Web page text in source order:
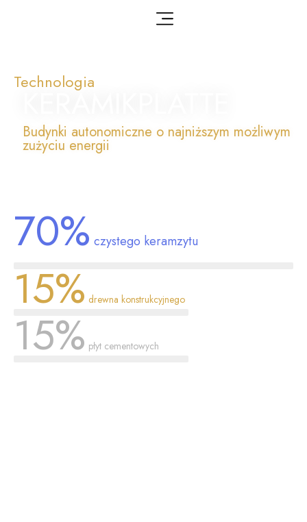
Technologia
KERAMIKPLATTE
Budynki autonomiczne o najniższym możliwym
zużyciu energii
70% czystego keramzytu
15% drewna konstrukcyjnego
15% płyt cementowych